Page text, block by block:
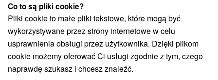
Przejdź do lokalizacji
O URZĄDZENIA SPRZĘT
Co to są pliki cookie?
Pliki cookie to małe pliki tekstowe, które mogą być
wykorzystywane przez strony internetowe w celu
usprawnienia obsługi przez użytkownika. Dzięki plikom
cookie możemy oferować Ci usługi zgodnie z tym, czego
naprawdę szukasz i chcesz znaleźć.